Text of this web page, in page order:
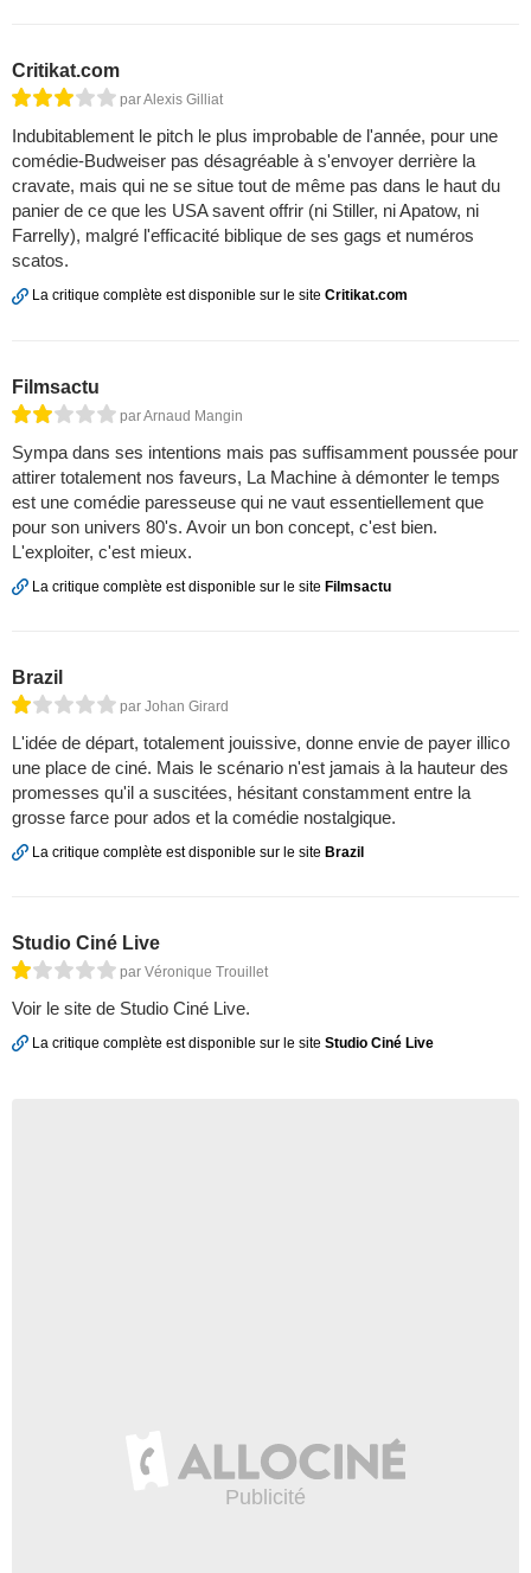
Critikat.com
par Alexis Gilliat
Indubitablement le pitch le plus improbable de l'année, pour une
comédie-Budweiser pas désagréable à s'envoyer derrière la
cravate, mais qui ne se situe tout de même pas dans le haut du
panier de ce que les USA savent offrir (ni Stiller, ni Apatow, ni
Farrelly), malgré l'efficacité biblique de ses gags et numéros
scatos.
La critique complète est disponible sur le site Critikat.com
Filmsactu
par Arnaud Mangin
Sympa dans ses intentions mais pas suffisamment poussée pour
attirer totalement nos faveurs, La Machine à démonter le temps
est une comédie paresseuse qui ne vaut essentiellement que
pour son univers 80's. Avoir un bon concept, c'est bien.
L'exploiter, c'est mieux.
La critique complète est disponible sur le site Filmsactu
Brazil
par Johan Girard
L'idée de départ, totalement jouissive, donne envie de payer illico
une place de ciné. Mais le scénario n'est jamais à la hauteur des
promesses qu'il a suscitées, hésitant constamment entre la
grosse farce pour ados et la comédie nostalgique.
La critique complète est disponible sur le site Brazil
Studio Ciné Live
par Véronique Trouillet
Voir le site de Studio Ciné Live.
La critique complète est disponible sur le site Studio Ciné Live